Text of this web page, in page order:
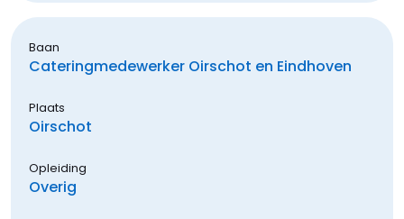
Baan
Cateringmedewerker Oirschot en Eindhoven
Plaats
Oirschot
Opleiding
Overig